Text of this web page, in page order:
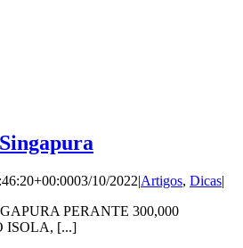
03/10/2022|Artigos, Dicas|
PERANTE 300,000
ISOLA, [...]